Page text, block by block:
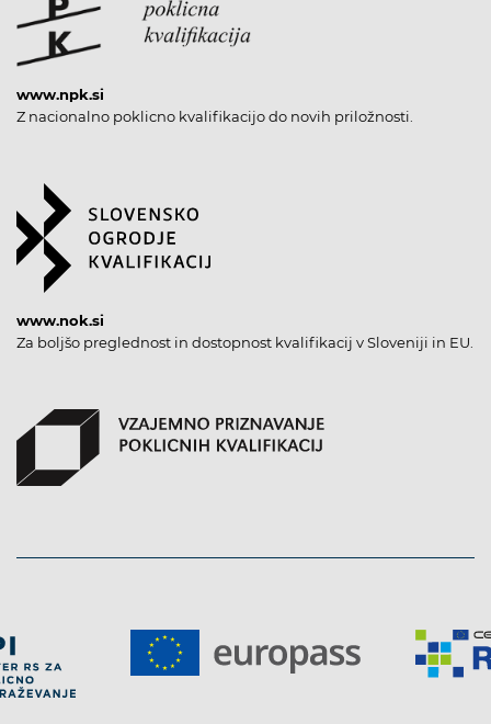
www.npk.si
Z nacionalno poklicno kvalifikacijo do novih priložnosti.
www.nok.si
Za boljšo preglednost in dostopnost kvalifikacij v Sloveniji in EU.